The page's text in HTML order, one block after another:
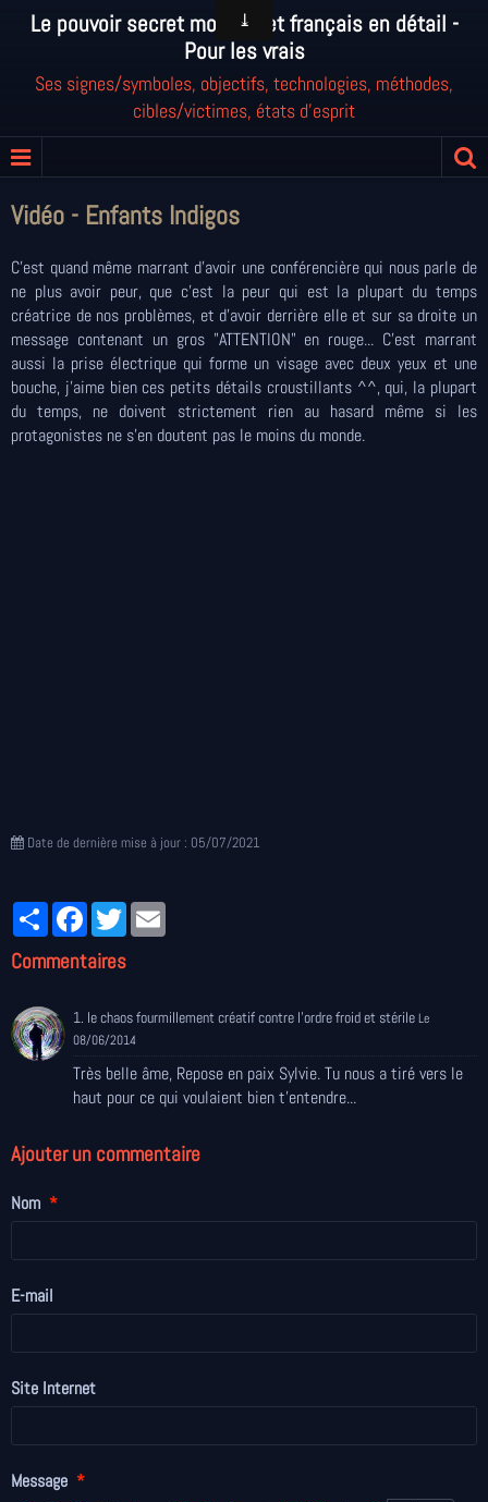
Le pouvoir secret mondial et français en détail -
Pour les vrais
Ses signes/symboles, objectifs, technologies, méthodes,
cibles/victimes, états d'esprit
Vidéo - Enfants Indigos
C'est quand même marrant d'avoir une conférencière qui nous parle de
ne plus avoir peur, que c'est la peur qui est la plupart du temps
créatrice de nos problèmes, et d'avoir derrière elle et sur sa droite un
message contenant un gros "ATTENTION" en rouge... C'est marrant
aussi la prise électrique qui forme un visage avec deux yeux et une
bouche, j'aime bien ces petits détails croustillants ^^, qui, la plupart
du temps, ne doivent strictement rien au hasard même si les
protagonistes ne s'en doutent pas le moins du monde.
Date de dernière mise à jour : 05/07/2021
PartagerFacebookTwitter
Commentaires
1. le chaos fourmillement créatif contre l'ordre froid et stérile Le
08/06/2014
Très belle âme, Repose en paix Sylvie. Tu nous a tiré vers le
haut pour ce qui voulaient bien t'entendre...
Ajouter un commentaire
Nom
E-mail
Site Internet
Message